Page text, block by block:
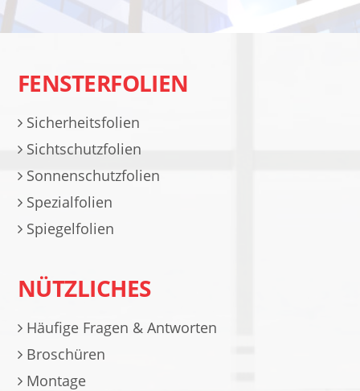
FENSTERFOLIEN
Sicherheitsfolien
Sichtschutzfolien
Sonnenschutzfolien
Spezialfolien
Spiegelfolien
NÜTZLICHES
Häufige Fragen & Antworten
Broschüren
Montage